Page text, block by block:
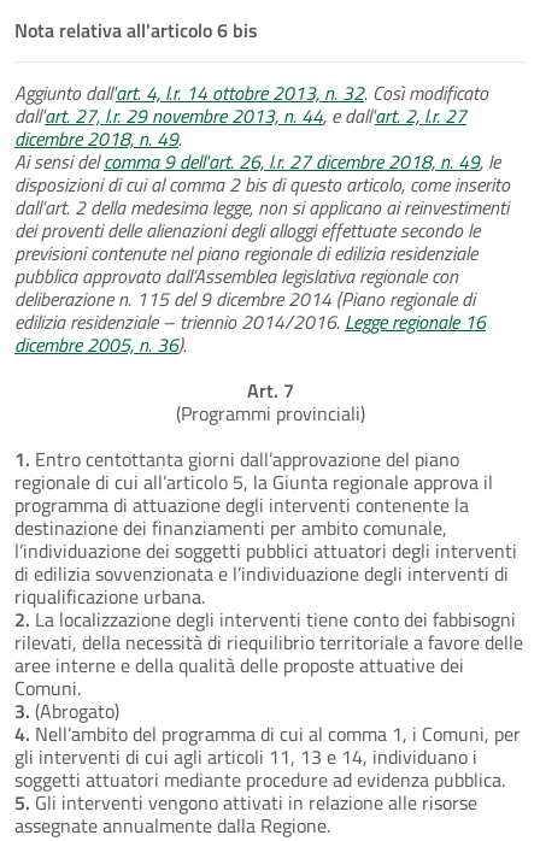
Nota relativa all'articolo 6 bis
Aggiunto dall'art. 4, l.r. 14 ottobre 2013, n. 32. Così modificato
dall'art. 27, l.r. 29 novembre 2013, n. 44, e dall'art. 2, l.r. 27
dicembre 2018, n. 49.
Ai sensi delcomma 9 dell'art. 26, l.r. 27 dicembre 2018, n. 49, le
disposizioni di cui al comma 2 bis di questo articolo, come inserito
dall’art. 2 della medesima legge, non si applicano ai reinvestimenti
dei proventi delle alienazioni degli alloggi effettuate secondo le
previsioni contenute nel piano regionale di edilizia residenziale
pubblica approvato dall’Assemblea legislativa regionale con
deliberazione n. 115 del 9 dicembre 2014 (Piano regionale di
edilizia residenziale – triennio 2014/2016. Legge regionale 16
dicembre 2005, n. 36).
Art. 7
(Programmi provinciali)
1. Entro centottanta giorni dall’approvazione del piano
regionale di cui all’articolo 5, la Giunta regionale approva il
programma di attuazione degli interventi contenente la
destinazione dei finanziamenti per ambito comunale,
l’individuazione dei soggetti pubblici attuatori degli interventi
di edilizia sovvenzionata e l’individuazione degli interventi di
riqualificazione urbana.
2. La localizzazione degli interventi tiene conto dei fabbisogni
rilevati, della necessità di riequilibrio territoriale a favore delle
aree interne e della qualità delle proposte attuative dei
Comuni.
3. (Abrogato)
4. Nell’ambito del programma di cui al comma 1, i Comuni, per
gli interventi di cui agli articoli 11, 13 e 14, individuano i
soggetti attuatori mediante procedure ad evidenza pubblica.
5. Gli interventi vengono attivati in relazione alle risorse
assegnate annualmente dalla Regione.